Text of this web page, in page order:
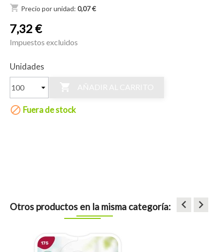
shopping_cart Precio por unidad: 0,07 €
7,32 €
Impuestos excluidos
Unidades
 Fuera de stock
Otros productos en la misma categoría: keyboard_arrow_left keyboard_arrow_right